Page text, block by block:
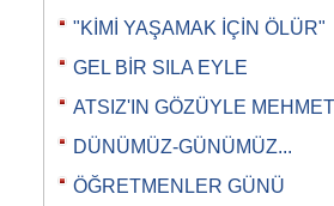
"KİMİ YAŞAMAK İÇİN ÖLÜR"
GEL BİR SILA EYLE
ATSIZ'IN GÖZÜYLE
DÜNÜMÜZ-GÜNÜMÜZ...
ÖĞRETMENLER GÜNÜ